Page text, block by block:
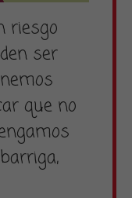
riesgo
ser
que no